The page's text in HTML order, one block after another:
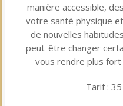
manière accessible,
votre santé physique
de nouvelles
peut-être changer
vous rendre plus fort
Tarif :